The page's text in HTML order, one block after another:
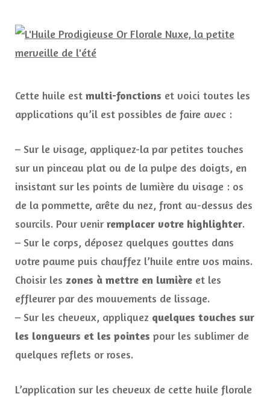
Cette huile est multi-fonctions et voici toutes les
applications qu’il est possibles de faire avec :
– Sur le visage, appliquez-la par petites touches
sur un pinceau plat ou de la pulpe des doigts, en
insistant sur les points de lumière du visage : os
de la pommette, arête du nez, front au-dessus des
sourcils. Pour venirremplacer votre highlighter.
– Sur le corps, déposez quelques gouttes dans
votre paume puis chauffez l’huile entre vos mains.
Choisir les zones à mettre en lumière et les
effleurer par des mouvements de lissage.
– Sur les cheveux, appliquez quelques touches sur
les longueurs et les pointes pour les sublimer de
quelques reflets or roses.
L’application sur les cheveux de cette huile florale